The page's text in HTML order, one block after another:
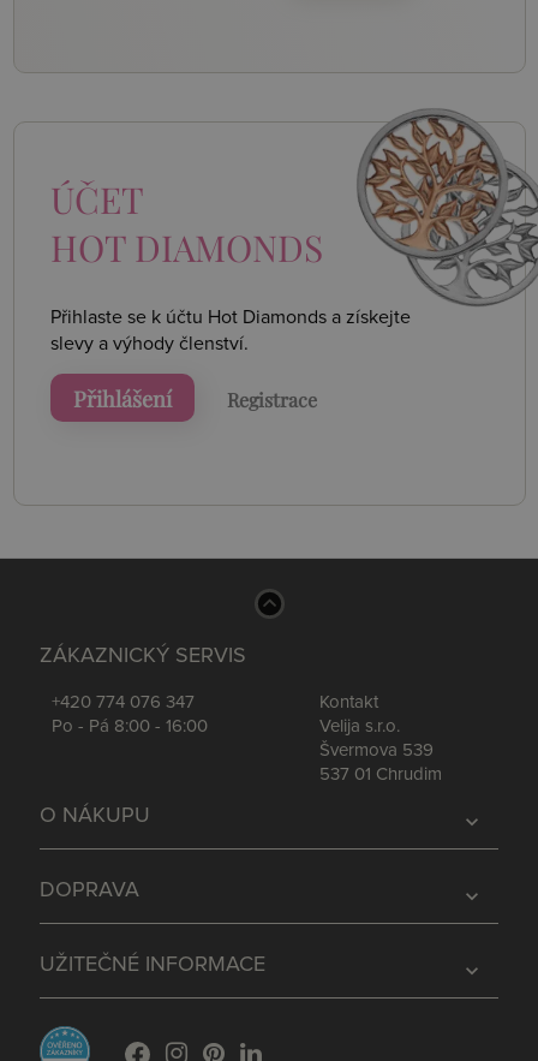
ÚČET
HOT DIAMONDS
Přihlaste se k účtu Hot Diamonds a získejte
slevy a výhody členství.
Přihlášení Registrace
ZÁKAZNICKÝ SERVIS
+420 774 076 347
Po - Pá 8:00 - 16:00
Kontakt
Velija s.r.o.
Švermova 539
537 01 Chrudim
expand_more
O NÁKUPU
expand_more
DOPRAVA
expand_more
UŽITEČNÉ INFORMACE